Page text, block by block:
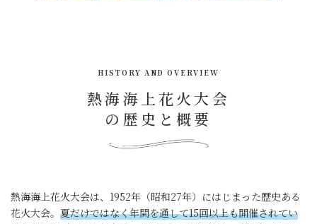
熱海海上花火大会
の歴史と概要
HISTORY AND OVERVIEW
熱海海上花火大会は、1952年（昭和27年）にはじまった歴史ある
花火大会。 夏だけではなく年間を通して15回以上も開催されてい